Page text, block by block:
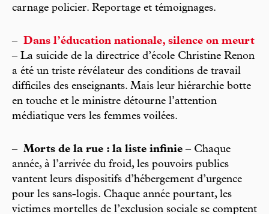
carnage policier. Reportage et témoignages.
– Dans l’éducation nationale, silence on meurt
– La suicide de la directrice d’école Christine Renon
a été un triste révélateur des conditions de travail
difficiles des enseignants. Mais leur hiérarchie botte
en touche et le ministre détourne l’attention
médiatique vers les femmes voilées.
– Morts de la rue : la liste infinie – Chaque
année, à l’arrivée du froid, les pouvoirs publics
vantent leurs dispositifs d’hébergement d’urgence
pour les sans-logis. Chaque année pourtant, les
victimes mortelles de l’exclusion sociale se comptent